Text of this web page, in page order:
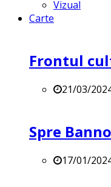
Vizual
Carte
Frontul
21/03/
Spre
17/01/